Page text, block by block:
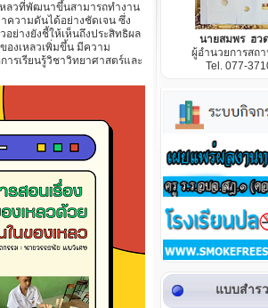
วที่พัฒนาขึ้นสามารถทำงาน
ความดันได้อย่างชัดเจน ซึ่ง
ย่างยังชี้ให้เห็นถึงประสิทธิผล
องเหลวเพิ่มขึ้น มีความ
ารเรียนรู้วิชาวิทยาศาสตร์และ
นายสมพร ฮว
ผู้อำนวยการสถ
Tel. 077-
แบบสำร